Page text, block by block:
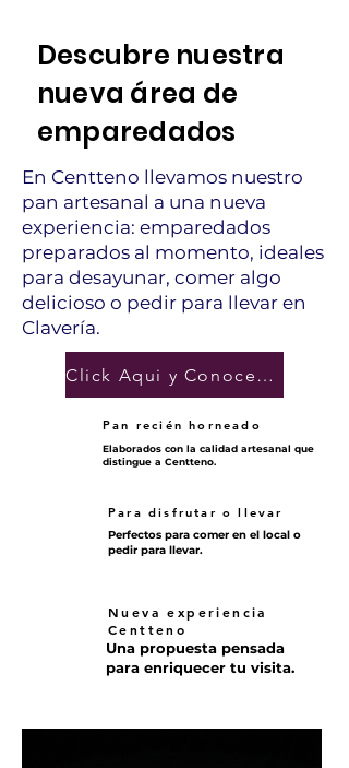
Descubre nuestra
nueva área de
emparedados
En Centteno llevamos nuestro
pan artesanal a una nueva
experiencia: emparedados
preparados al momento, ideales
para desayunar, comer algo
delicioso o pedir para llevar en
Clavería.
Click Aqui y Conoce el menú
Pan recién horneado
Elaborados con la calidad artesanal que
distingue a Centteno.
Para disfrutar o llevar
Perfectos para comer en el local o
pedir para llevar.
Nueva experiencia
Centteno
Una propuesta pensada
para enriquecer tu visita.